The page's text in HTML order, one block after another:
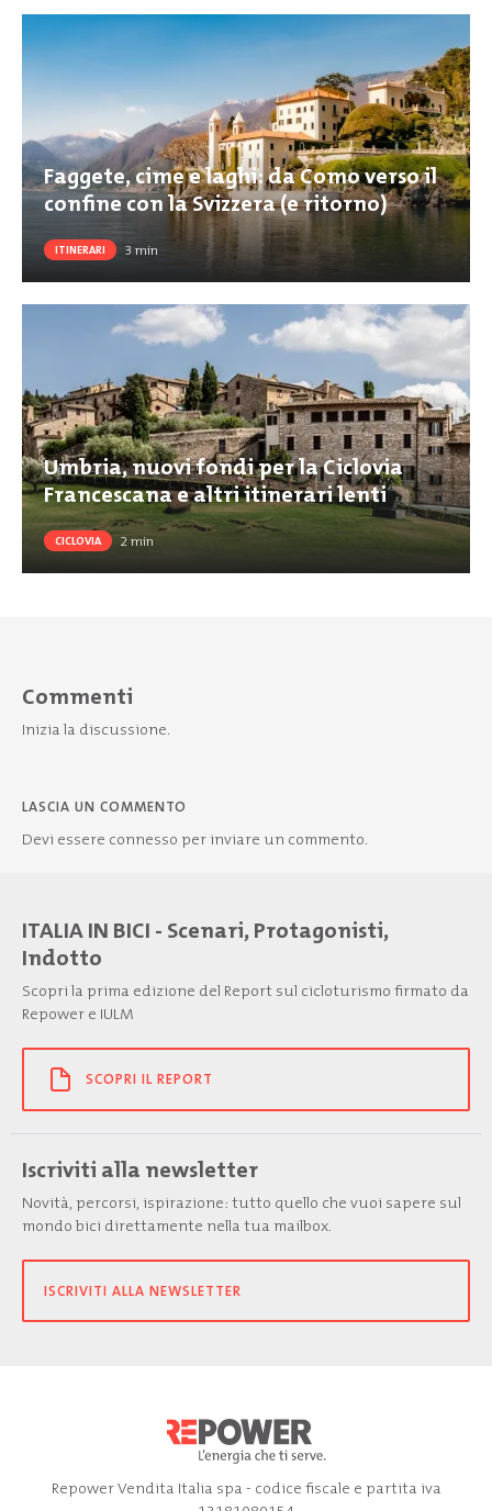
Faggete, cime e laghi: da Como verso il
confine con la Svizzera (e ritorno)
ITINERARI 3 min
Umbria, nuovi fondi per la Ciclovia
Francescana e altri itinerari lenti
CICLOVIA 2min
Commenti
Inizia la discussione.
LASCIA UN COMMENTO
Devi essere connesso per inviare un commento.
ITALIA IN BICI - Scenari, Protagonisti,
Indotto
Scopri la prima edizione del Report sul cicloturismo firmato da
Repower e IULM
SCOPRI IL REPORT
Iscriviti alla newsletter
Novità, percorsi, ispirazione: tutto quello che vuoi sapere sul
mondo bici direttamente nella tua mailbox.
ISCRIVITI ALLA NEWSLETTER
Repower Vendita Italia spa - codice fiscale e partita iva